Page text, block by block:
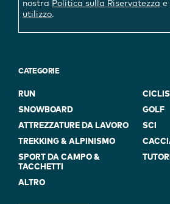
nostra Politica sulla Riservatezza e
utilizzo.
CATEGORIE
RUN
SNOWBOARD
GOLF
ATTREZZATURE DA LAVORO
SCI
TREKKING & ALPINISMO
SPORT DA CAMPO &
TACCHETTI
ALTRO